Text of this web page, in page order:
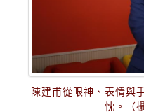
陳建甫從眼神、表情與
忱。（